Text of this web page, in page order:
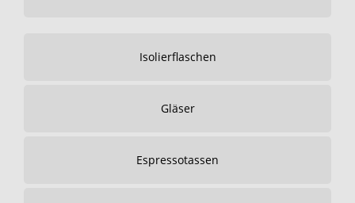
Isolierflaschen
Gläser
Espressotassen